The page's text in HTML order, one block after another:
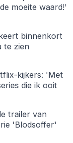
moeite waard!'
binnenkort
te zien
kijkers: 'Met
die ik ooit
trailer van
'Blodsoffer'